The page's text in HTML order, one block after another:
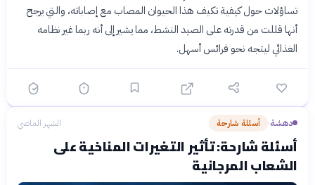
تساؤلات حول كيفية تكيف هذا الحيوان المصاب مع إصاباته، والتي يرجح
أنها قللت من قدرته على الصيد النشط، مما يشير إلى أنه ربما غير نظامه
الغذائي ليتجه نحو فرائس أسهل.
دهشة› أسئلة شارحة الشهر الماضي
أسئلة شارحة: تأثير التغيرات المناخية على
الشعاب المرجانية